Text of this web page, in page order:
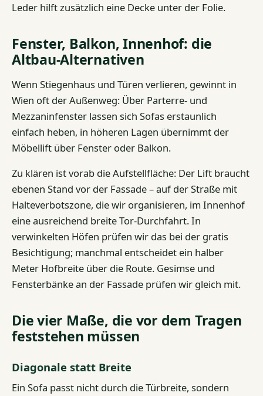
Leder hilft zusätzlich eine Decke unter der Folie.
Fenster, Balkon, Innenhof: die
Altbau-Alternativen
Wenn Stiegenhaus und Türen verlieren, gewinnt in
Wien oft der Außenweg: Über Parterre- und
Mezzaninfenster lassen sich Sofas erstaunlich
einfach heben, in höheren Lagen übernimmt der
Möbellift über Fenster oder Balkon.
Zu klären ist vorab die Aufstellfläche: Der Lift braucht
ebenen Stand vor der Fassade – auf der Straße mit
Halteverbotszone, die wir organisieren, im Innenhof
eine ausreichend breite Tor-Durchfahrt. In
verwinkelten Höfen prüfen wir das bei der gratis
Besichtigung; manchmal entscheidet ein halber
Meter Hofbreite über die Route. Gesimse und
Fensterbänke an der Fassade prüfen wir gleich mit.
Die vier Maße, die vor dem Tragen
feststehen müssen
Diagonale statt Breite
Ein Sofa passt nicht durch die Türbreite, sondern